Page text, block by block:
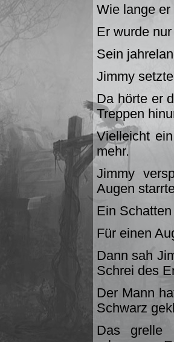
Wie lange
Er wurde
Sein
Jimmy
Da hörte er
Treppen
Vielleicht
mehr.
Jimmy
Augen
Ein
Für einen
Dann sah
Schrei des
Der Mann
Schwarz
Das grelle